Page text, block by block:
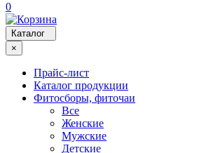
0
Каталог
×
Прайс-лист
Каталог продукции
Фитосборы, фиточаи
Все
Женские
Мужские
Детские